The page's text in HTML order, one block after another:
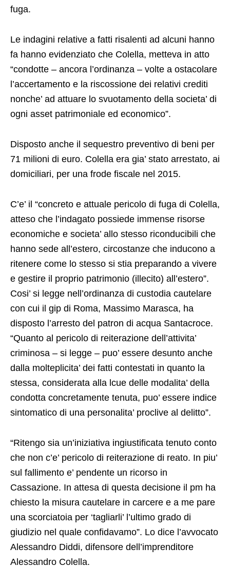
fuga.
Le indagini relative a fatti risalenti ad alcuni hanno
fa hanno evidenziato che Colella, metteva in atto
“condotte – ancora l’ordinanza – volte a ostacolare
l’accertamento e la riscossione dei relativi crediti
nonche’ ad attuare lo svuotamento della societa’ di
ogni asset patrimoniale ed economico”.
Disposto anche il sequestro preventivo di beni per
71 milioni di euro. Colella era gia’ stato arrestato, ai
domiciliari, per una frode fiscale nel 2015.
C’e’ il “concreto e attuale pericolo di fuga di Colella,
atteso che l’indagato possiede immense risorse
economiche e societa’ allo stesso riconducibili che
hanno sede all’estero, circostanze che inducono a
ritenere come lo stesso si stia preparando a vivere
e gestire il proprio patrimonio (illecito) all’estero”.
Cosi’ si legge nell’ordinanza di custodia cautelare
con cui il gip di Roma, Massimo Marasca, ha
disposto l’arresto del patron di acqua Santacroce.
“Quanto al pericolo di reiterazione dell’attivita’
criminosa – si legge – puo’ essere desunto anche
dalla molteplicita’ dei fatti contestati in quanto la
stessa, considerata alla lcue delle modalita’ della
condotta concretamente tenuta, puo’ essere indice
sintomatico di una personalita’ proclive al delitto”.
“Ritengo sia un’iniziativa ingiustificata tenuto conto
che non c’e’ pericolo di reiterazione di reato. In piu’
sul fallimento e’ pendente un ricorso in
Cassazione. In attesa di questa decisione il pm ha
chiesto la misura cautelare in carcere e a me pare
una scorciatoia per ‘tagliarli’ l’ultimo grado di
giudizio nel quale confidavamo”. Lo dice l’avvocato
Alessandro Diddi, difensore dell’imprenditore
Alessandro Colella.